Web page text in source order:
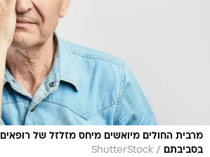
מרבית החולים מיואשים מיחס מזלזל של רופאים
בסביבתם
/
ShutterStock